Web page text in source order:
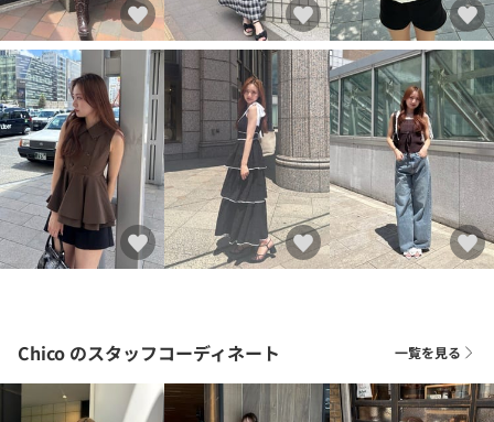
Chico のスタッフコーディネート 一覧を見る